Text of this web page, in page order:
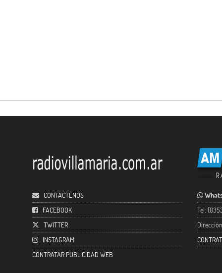
CONTACTENOS
FACEBOOK
TWITTER
INSTAGRAM
CONTRATAR PUBLICIDAD WEB
Tel: